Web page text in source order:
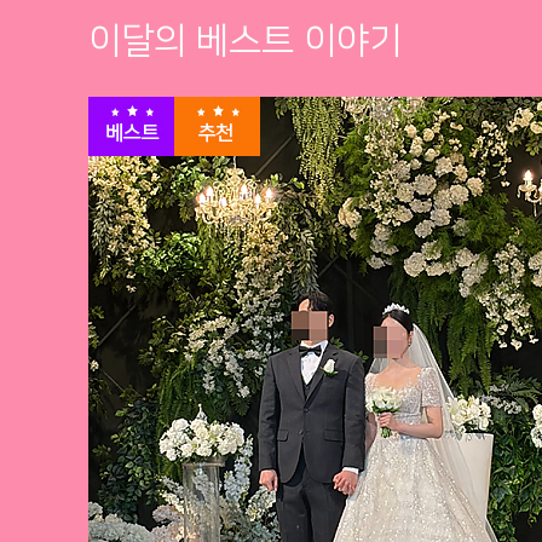
이달의 베스트 이야기
베스트 추천